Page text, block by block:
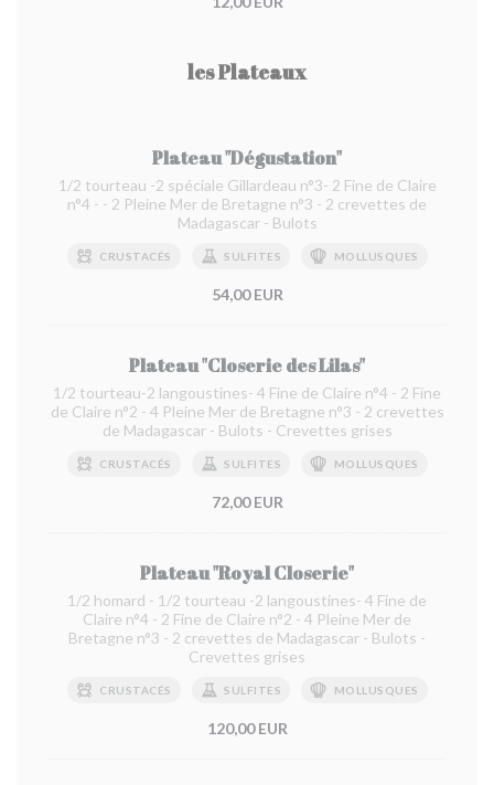
les Plateaux
Plateau "Dégustation"
1/2 tourteau -2 spéciale Gillardeau n°3- 2 Fine de Claire
n°4 - - 2 Pleine Mer de Bretagne n°3 - 2 crevettes de
Madagascar - Bulots
CRUSTACÉS SULFITES MOLLUSQUES
54,00 EUR
Plateau "Closerie des Lilas"
1/2 tourteau-2 langoustines- 4 Fine de Claire n°4 - 2 Fine
de Claire n°2 - 4 Pleine Mer de Bretagne n°3 - 2 crevettes
de Madagascar - Bulots - Crevettes grises
CRUSTACÉS SULFITES MOLLUSQUES
72,00 EUR
Plateau "Royal Closerie"
1/2 homard - 1/2 tourteau -2 langoustines- 4 Fine de
Claire n°4 - 2 Fine de Claire n°2 - 4 Pleine Mer de
Bretagne n°3 - 2 crevettes de Madagascar - Bulots -
Crevettes grises
CRUSTACÉS SULFITES MOLLUSQUES
120,00 EUR